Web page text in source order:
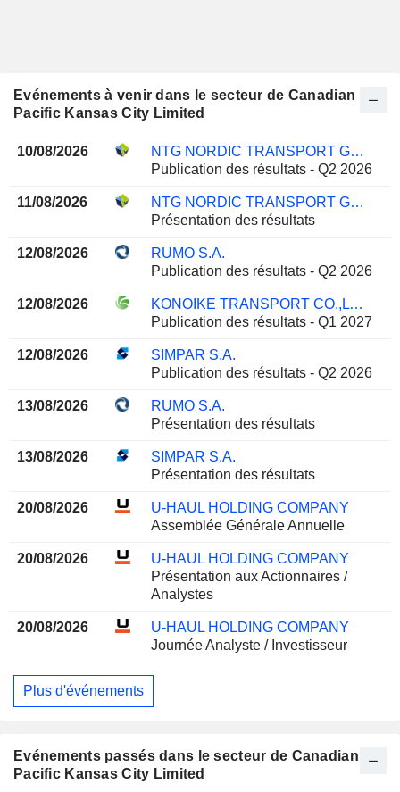
Evénements à venir dans le secteur de Canadian
Pacific Kansas City Limited
10/08/2026
NTG NORDIC TRANSPORT GROUP A/S
Publication des résultats - Q2 2026
11/08/2026
NTG NORDIC TRANSPORT GROUP A/S
Présentation des résultats
12/08/2026
RUMO S.A.
Publication des résultats - Q2 2026
12/08/2026
KONOIKE TRANSPORT CO.,LTD.
Publication des résultats - Q1 2027
12/08/2026
SIMPAR S.A.
Publication des résultats - Q2 2026
13/08/2026
RUMO S.A.
Présentation des résultats
13/08/2026
SIMPAR S.A.
Présentation des résultats
20/08/2026
U-HAUL HOLDING COMPANY
Assemblée Générale Annuelle
20/08/2026
U-HAUL HOLDING COMPANY
Présentation aux Actionnaires /
Analystes
20/08/2026
U-HAUL HOLDING COMPANY
Journée Analyste / Investisseur
Plus d'événements
Evénements passés dans le secteur de Canadian
Pacific Kansas City Limited